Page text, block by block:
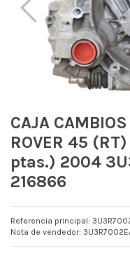
CAJA
ROVER 45
ptas.) 2004
216866
Referencia principal:
Nota de vendedor: